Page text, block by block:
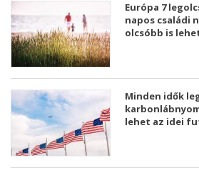
Európa 7
napos családi
olcsóbb is
Minden idők
lehet az idei